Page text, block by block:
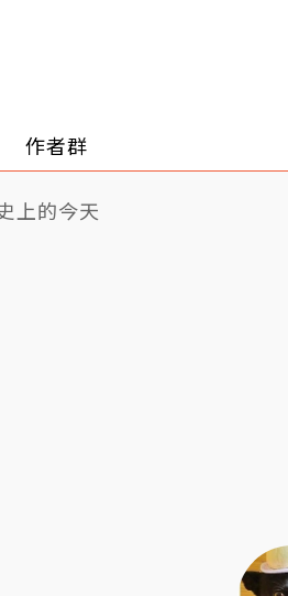
作者群
上的今天